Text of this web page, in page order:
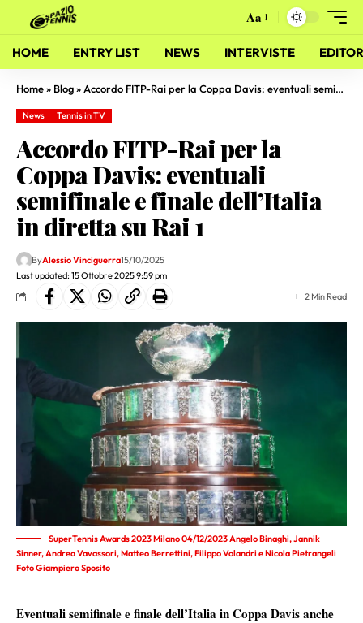
Aa
HOME ENTRY LIST NEWS INTERVISTE
Home» Blog» Accordo FITP-Rai per la Coppa Davis: eventuali semifinale e finale dell’Italia in diretta su Rai 1
News Tennis in TV
Accordo FITP-Rai per la
Coppa Davis: eventuali
semifinale e finale dell’Italia
in diretta su Rai 1
Last updated: 15 Ottobre 2025 9:59 pm
ByAlessio Vinciguerra15/10/2025
2 Min Read
SuperTennis Awards 2023 Milano 04/12/2023 Angelo Binaghi, Jannik
Sinner, Andrea Vavassori, Matteo Berrettini, Filippo Volandri e Nicola Pietrangeli
Foto Giampiero Sposito
Eventuali semifinale e finale dell’Italia in Coppa Davis anche